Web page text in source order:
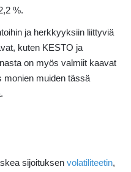
%.
ja herkkyyksiin liittyviä
kuten KESTO ja
on myös valmiit kaavat
monien muiden tässä
sijoituksen volatiliteetin,